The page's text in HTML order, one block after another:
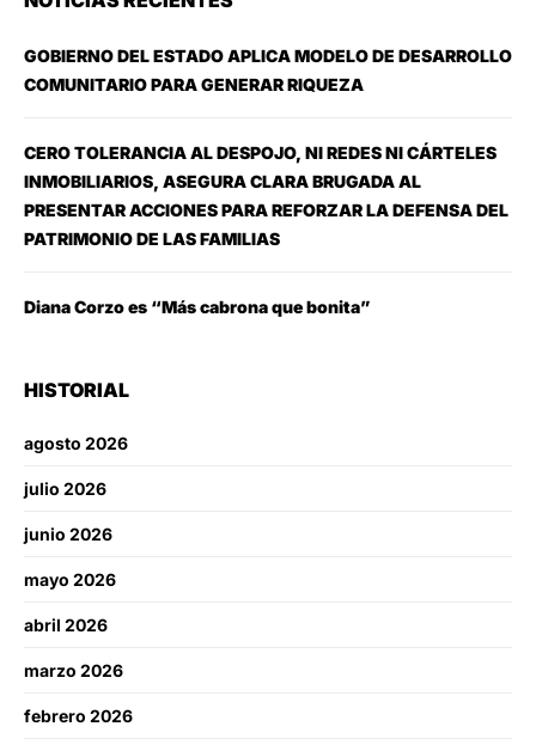
GOBIERNO DEL ESTADO APLICA MODELO DE DESARROLLO
COMUNITARIO PARA GENERAR RIQUEZA
CERO TOLERANCIA AL DESPOJO, NI REDES NI CÁRTELES
INMOBILIARIOS, ASEGURA CLARA BRUGADA AL
PRESENTAR ACCIONES PARA REFORZAR LA DEFENSA DEL
PATRIMONIO DE LAS FAMILIAS
Diana Corzo es “Más cabrona que bonita”
HISTORIAL
agosto 2026
julio 2026
junio 2026
mayo 2026
abril 2026
marzo 2026
febrero 2026